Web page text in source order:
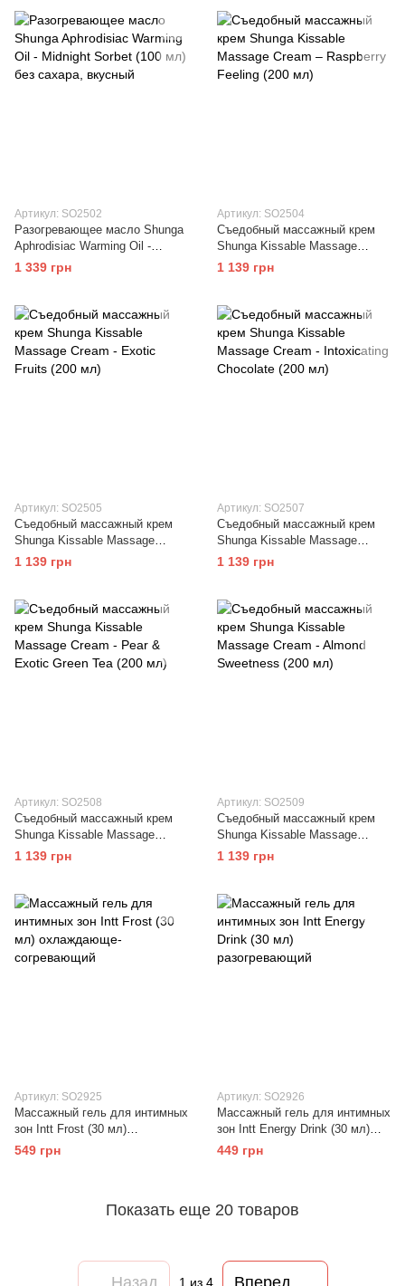
Артикул: SO2502
Разогревающее масло Shunga
Aphrodisiac Warming Oil -
Midnight Sorbet (100 мл) без
сахара, вкусный
1 339 грн
Артикул: SO2504
Съедобный массажный крем
Shunga Kissable Massage
Cream – Raspberry Feeling (200
1 139 грн
Артикул: SO2505
Съедобный массажный крем
Shunga Kissable Massage
Cream - Exotic Fruits (200 мл)
1 139 грн
Артикул: SO2507
Съедобный массажный крем
Shunga Kissable Massage
Cream - Intoxicating Chocolate
(200 мл)
1 139 грн
Артикул: SO2508
Съедобный массажный крем
Shunga Kissable Massage
Cream - Pear & Exotic Green
Tea (200 мл)
1 139 грн
Артикул: SO2509
Съедобный массажный крем
Shunga Kissable Massage
Cream - Almond Sweetness (200
1 139 грн
Артикул: SO2925
Массажный гель для интимных
зон Intt Frost (30 мл)
охлаждающе-согревающий
549 грн
Артикул: SO2926
Массажный гель для интимных
зон Intt Energy Drink (30 мл)
разогревающий
449 грн
Показать еще 20 товаров
Назад 1 из 4 Вперед